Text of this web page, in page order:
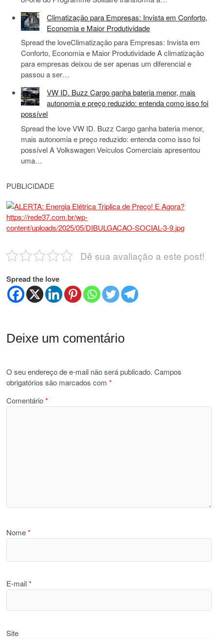
Climatização para Empresas: Invista em Conforto,
Economia e Maior Produtividade
Spread the loveClimatização para Empresas: Invista em
Conforto, Economia e Maior Produtividade A climatização
para empresas deixou de ser apenas um diferencial e
passou a ser…
VW ID. Buzz Cargo ganha bateria menor, mais
autonomia e preço reduzido: entenda como isso foi
possível
Spread the love VW ID. Buzz Cargo ganha bateria menor,
mais autonomia e preço reduzido: entenda como isso foi
possível A Volkswagen Veículos Comerciais apresentou
uma…
PUBLICIDADE
Dê sua avaliação a este post!
Spread the love
Deixe um comentário
O seu endereço de e-mail não será publicado. Campos
obrigatórios são marcados com*
Comentário*
Nome*
E-mail*
Site